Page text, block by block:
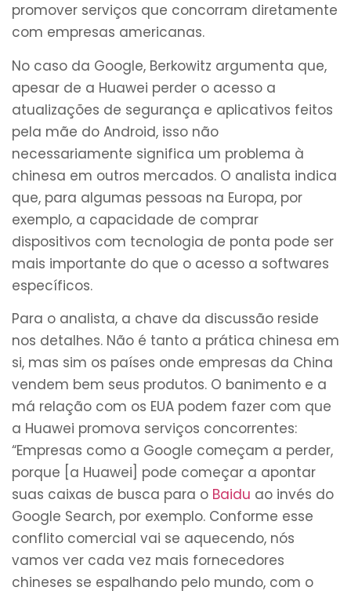
promover serviços que concorram diretamente
com empresas americanas.
No caso da Google, Berkowitz argumenta que,
apesar de a Huawei perder o acesso a
atualizações de segurança e aplicativos feitos
pela mãe do Android, isso não
necessariamente significa um problema à
chinesa em outros mercados. O analista indica
que, para algumas pessoas na Europa, por
exemplo, a capacidade de comprar
dispositivos com tecnologia de ponta pode ser
mais importante do que o acesso a softwares
específicos.
Para o analista, a chave da discussão reside
nos detalhes. Não é tanto a prática chinesa em
si, mas sim os países onde empresas da China
vendem bem seus produtos. O banimento e a
má relação com os EUA podem fazer com que
a Huawei promova serviços concorrentes:
“Empresas como a Google começam a perder,
porque [a Huawei] pode começar a apontar
suas caixas de busca para o Baidu ao invés do
Google Search, por exemplo. Conforme esse
conflito comercial vai se aquecendo, nós
vamos ver cada vez mais fornecedores
chineses se espalhando pelo mundo, com o